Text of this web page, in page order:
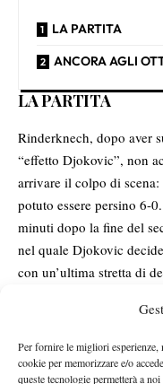
Per fornire le migliori
cookie per memorizzare e/o
queste tecnologie permetterà a
LA PARTITA
ANCORA AGLI
LA PARTITA
Rinderknech, dopo aver
“effetto Djokovic”, non
arrivare il colpo di
potuto essere persino 6-
minuti dopo la fine del
nel quale Djokovic
con un’ultima stretta di
conosceva molto bene e
sorprendentemente
rendimento al servizio e,